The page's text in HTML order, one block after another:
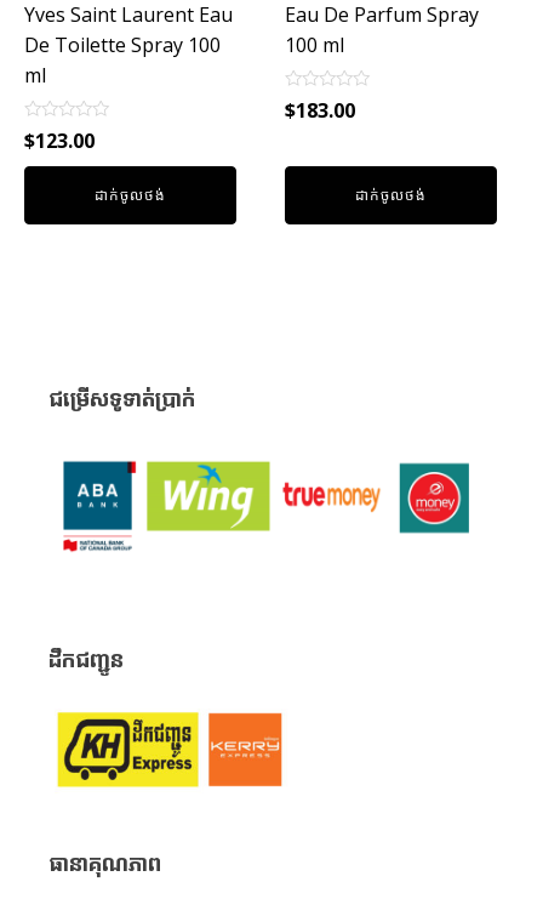
Yves Saint Laurent Eau
De Toilette Spray 100
ml
Rated
0
out
$123.00
ដាក់ចូលថង់
Eau De Parfum Spray
100 ml
Rated
0
5
$183.00
ដាក់ចូលថង់
ជម្រើសទូទាត់ប្រាក់
ដឹកជញ្ជូន
ធានាគុណភាព